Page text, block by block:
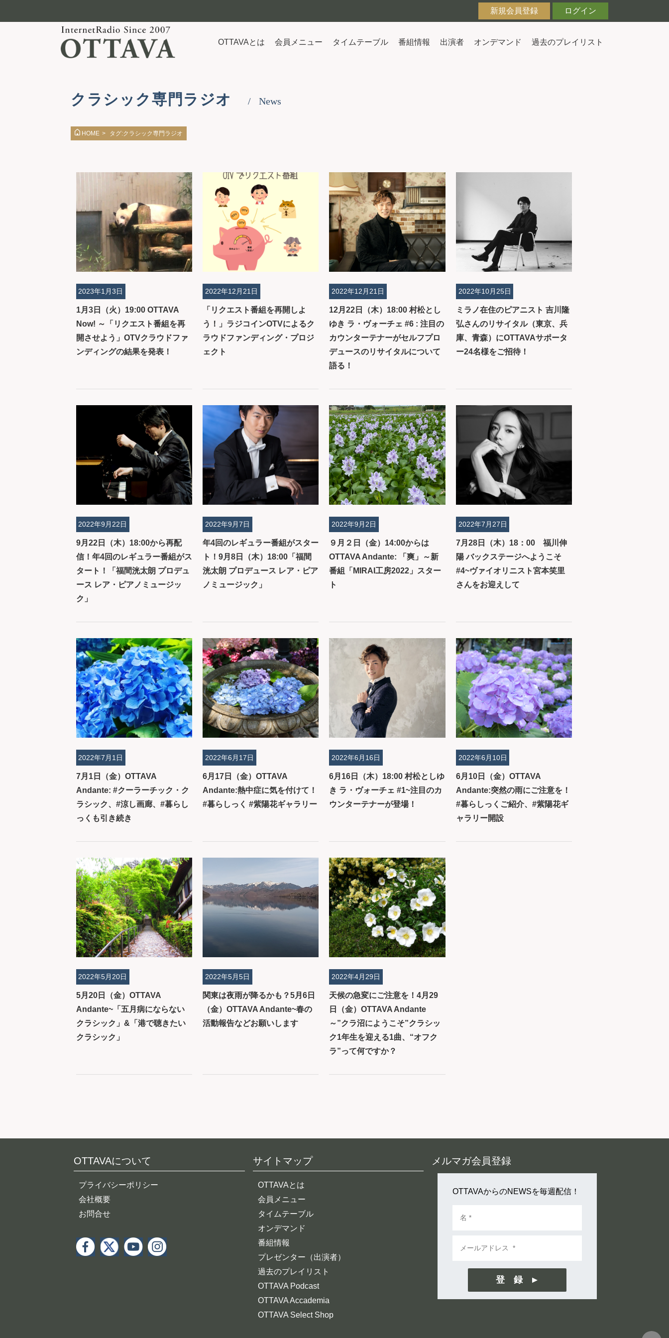
新規会員登録 ログイン
OTTAVAとは 会員メニュー タイムテーブル 番組情報 出演者 オンデマンド 過去のプレイリスト
クラシック専門ラジオ News
HOME > タグ:クラシック専門ラジオ
1月3日（火）19:00 OTTAVA
Now! ～「リクエスト番組を再
開させよう」OTVクラウドファ
ンディングの結果を発表！
2023年1月3日
「リクエスト番組を再開しよ
う！」ラジコインOTVによるク
ラウドファンディング・プロジ
ェクト
2022年12月21日
12月22日（木）18:00 村松とし
ゆき ラ・ヴォーチェ #6 : 注目の
カウンターテナーがセルフプロ
デュースのリサイタルについて
語る！
2022年12月21日
ミラノ在住のピアニスト 吉川隆
弘さんのリサイタル（東京、兵
庫、青森）にOTTAVAサポータ
ー24名様をご招待！
2022年10月25日
9月22日（木）18:00から再配
信！年4回のレギュラー番組がス
タート！「福間洸太朗 プロデュ
ース レア・ピアノミュージッ
ク」
2022年9月22日
年4回のレギュラー番組がスター
ト！9月8日（木）18:00「福間
洸太朗 プロデュース レア・ピア
ノミュージック」
2022年9月7日
９月２日（金）14:00からは
OTTAVA Andante: 「爽」～新
番組「MIRAI工房2022」スター
ト
2022年9月2日
7月28日（木）18：00 福川伸
陽 バックステージへようこそ
#4~ヴァイオリニスト宮本笑里
さんをお迎えして
2022年7月27日
7月1日（金）OTTAVA
Andante: #クーラーチック・ク
ラシック、#涼し画廊、#暮らし
っくも引き続き
2022年7月1日
6月17日（金）OTTAVA
Andante:熱中症に気を付けて！
#暮らしっく #紫陽花ギャラリー
2022年6月17日
6月16日（木）18:00 村松としゆ
き ラ・ヴォーチェ #1~注目のカ
ウンターテナーが登場！
2022年6月16日
6月10日（金）OTTAVA
Andante:突然の雨にご注意を！
#暮らしっくご紹介、#紫陽花ギ
ャラリー開設
2022年6月10日
5月20日（金）OTTAVA
Andante~「五月病にならない
クラシック」&「港で聴きたい
クラシック」
2022年5月20日
関東は夜雨が降るかも？5月6日
（金）OTTAVA Andante~春の
活動報告などお願いします
2022年5月5日
天候の急変にご注意を！4月29
日（金）OTTAVA Andante
～”クラ沼にようこそ”クラシッ
ク1年生を迎える1曲、“オフク
ラ”って何ですか？
2022年4月29日
OTTAVAについて
プライバシーポリシー
会社概要
お問合せ
サイトマップ
OTTAVAとは
会員メニュー
タイムテーブル
オンデマンド
番組情報
プレゼンター（出演者）
過去のプレイリスト
OTTAVA Podcast
OTTAVA Accademia
OTTAVA Select Shop
メルマガ会員登録
OTTAVAからのNEWSを毎週配信！
登 録